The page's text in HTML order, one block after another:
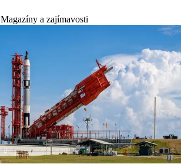
Magazíny a zajímavosti